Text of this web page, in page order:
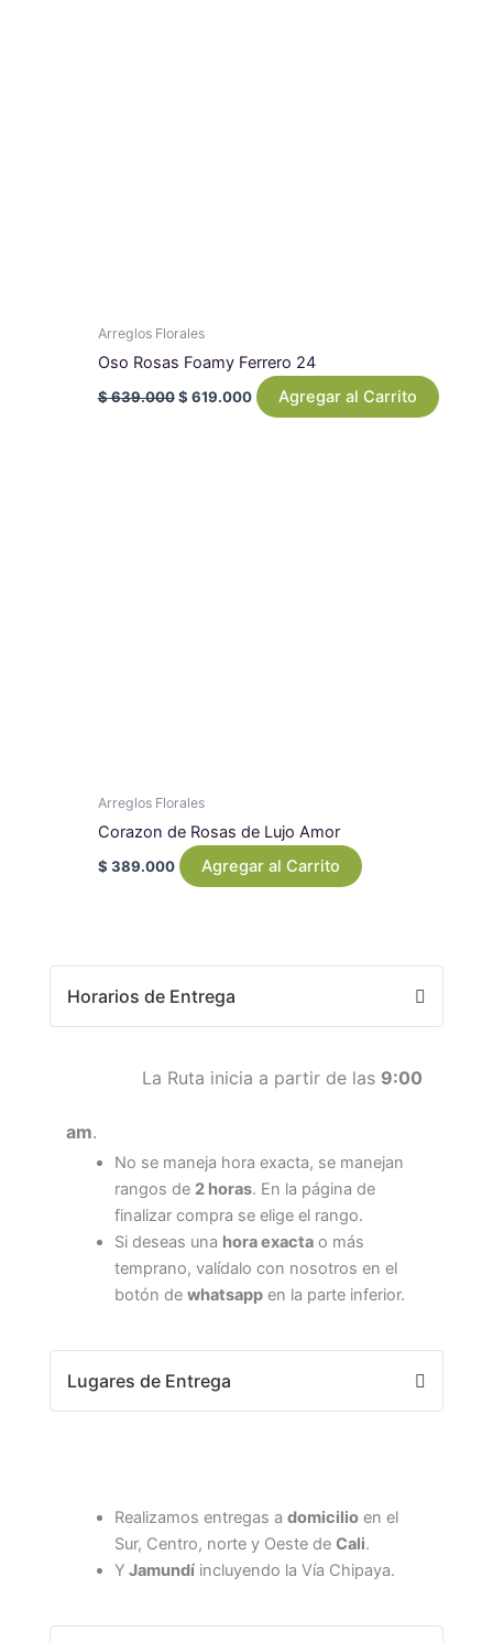
Arreglos Florales
Oso Rosas Foamy Ferrero 24
$639.000 $ 619.000 Agregar al Carrito
Arreglos Florales
Corazon de Rosas de Lujo Amor
$ 389.000 Agregar al Carrito
Horarios de Entrega
La Ruta inicia a partir de las 9:00
am.
No se maneja hora exacta, se manejan
rangos de 2 horas. En la página de
finalizar compra se elige el rango.
Si deseas una hora exactao más
temprano, valídalo con nosotros en el
botón de whatsappen la parte inferior.
Lugares de Entrega
Realizamos entregas a domicilioen el
Sur, Centro, norte y Oeste de Cali.
Y Jamundíincluyendo la Vía Chipaya.